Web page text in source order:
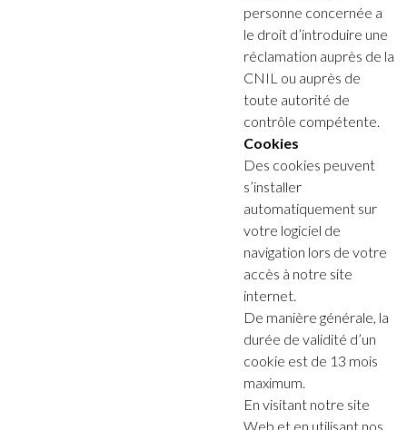
personne concernée a
le droit d’introduire une
réclamation auprès de la
CNIL ou auprès de
toute autorité de
contrôle compétente.
Cookies
Des cookies peuvent
s’installer
automatiquement sur
votre logiciel de
navigation lors de votre
accès à notre site
internet.
De manière générale, la
durée de validité d’un
cookie est de 13 mois
maximum.
En visitant notre site
Web et en utilisant nos